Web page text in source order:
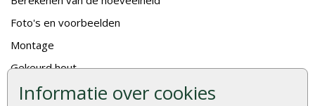
Informatie over cookies
Foto's en voorbeelden
Montage
Gekeurd hout
De fundering van een vlonder leggen